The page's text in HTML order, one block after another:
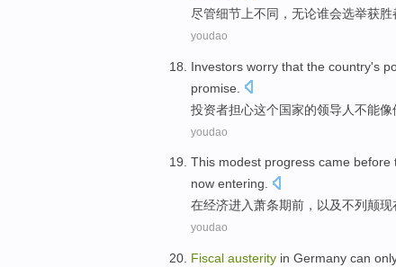
尽管细节 上不同， 无论谁会选举获胜
youdao
Investors worry that the country's
promise
投资者担心这个国家的领导人不能像
youdao
This modest progress came before
now entering.
在经济进入萧条期前 ， 以及不列颠现
youdao
Fiscal austerity in Germany can